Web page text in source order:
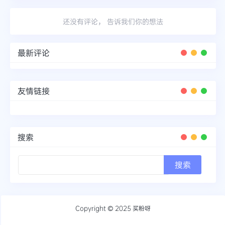
还没有评论， 告诉我们你的想法
最新评论
友情链接
搜索
Copyright © 2025 买粉呀